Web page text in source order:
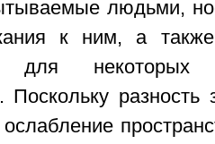
людьми,
к ним, а
для некоторых
разность